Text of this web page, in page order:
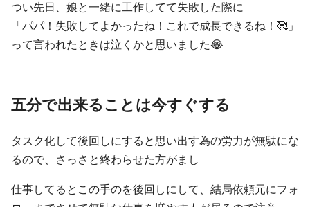
つい先日、娘と一緒に工作してて失敗した際に
「パパ！失敗してよかったね！これで成長できるね！🥰」
って言われたときは泣くかと思いました😂
五分で出来ることは今すぐする
タスク化して後回しにすると思い出す為の労力が無駄にな
るので、さっさと終わらせた方がまし
仕事してるとこの手のを後回しにして、結局依頼元にフォ